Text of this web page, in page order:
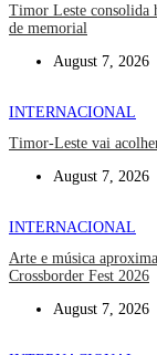
Timor Leste consolida
de memorial
August 7, 2026
INTERNACIONAL
Timor-Leste vai
August 7, 2026
INTERNACIONAL
Arte e música
Crossborder Fest 2026
August 7, 2026